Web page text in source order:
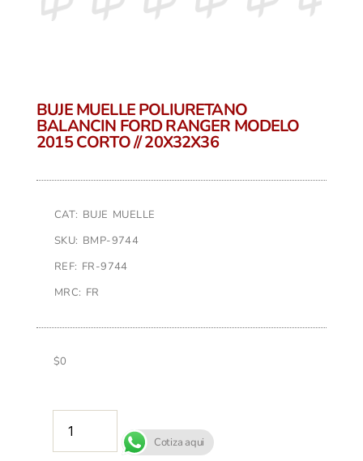
BUJE MUELLE POLIURETANO
BALANCIN FORD RANGER MODELO
2015 CORTO // 20X32X36
CAT: BUJE MUELLE
SKU: BMP-9744
REF: FR-9744
MRC: FR
$0
Cotiza aqui